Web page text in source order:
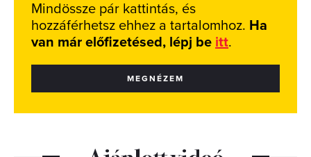
Mindössze pár kattintás, és
hozzáférhetsz ehhez a tartalomhoz. Ha
van már előfizetésed, lépj be itt.
MEGNÉZEM